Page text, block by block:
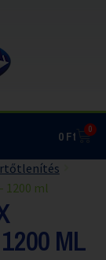
0Ft 0
1200 ml
ML